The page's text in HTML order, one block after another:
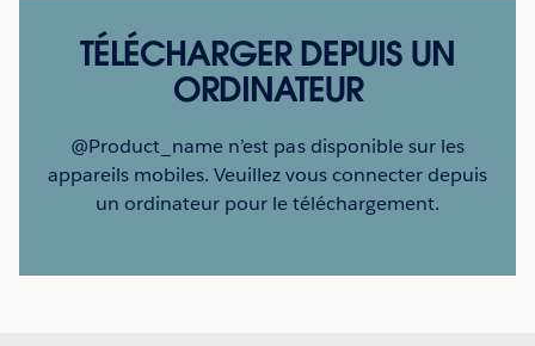
TÉLÉCHARGER DEPUIS UN
ORDINATEUR
@Product_name n’est pas disponible sur les
appareils mobiles. Veuillez vous connecter depuis
un ordinateur pour le téléchargement.